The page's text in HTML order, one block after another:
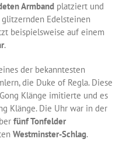
Armbandplatziert und
Edelsteinen
beispielsweise auf einem
.
der bekanntesten
die Duke of Regla. Diese
Klänge imitierte und es
Klänge. Die Uhr war in der
fünf Tonfelder
Westminster-Schlag.